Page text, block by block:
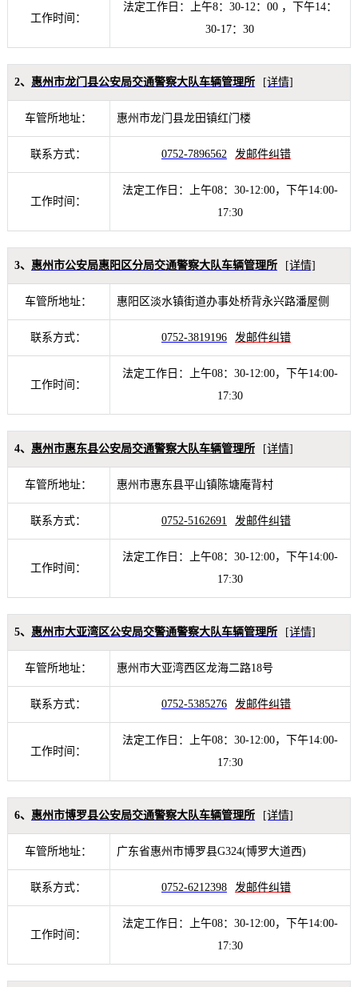
工作时间：
法定工作日：上午8：30-12：00 ，下午14：
30-17：30
2、 惠州市龙门县公安局交通警察大队车辆管理所 [详情]
车管所地址： 惠州市龙门县龙田镇红门楼
联系方式： 0752-7896562 发邮件纠错
工作时间：
法定工作日：上午08：30-12:00，下午14:00-
17:30
3、 惠州市公安局惠阳区分局交通警察大队车辆管理所 [详情]
车管所地址： 惠阳区淡水镇街道办事处桥背永兴路潘屋侧
联系方式： 0752-3819196 发邮件纠错
工作时间：
法定工作日：上午08：30-12:00，下午14:00-
17:30
4、 惠州市惠东县公安局交通警察大队车辆管理所 [详情]
车管所地址： 惠州市惠东县平山镇陈塘庵背村
联系方式： 0752-5162691 发邮件纠错
工作时间：
法定工作日：上午08：30-12:00，下午14:00-
17:30
5、 惠州市大亚湾区公安局交警通警察大队车辆管理所 [详情]
车管所地址： 惠州市大亚湾西区龙海二路18号
联系方式： 0752-5385276 发邮件纠错
工作时间：
法定工作日：上午08：30-12:00，下午14:00-
17:30
6、 惠州市博罗县公安局交通警察大队车辆管理所 [详情]
车管所地址： 广东省惠州市博罗县G324(博罗大道西)
联系方式： 0752-6212398 发邮件纠错
工作时间：
法定工作日：上午08：30-12:00，下午14:00-
17:30